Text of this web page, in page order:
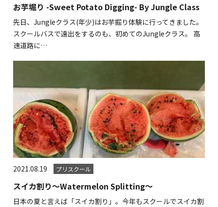
お芋堀り -Sweet Potato Digging- By Jungle Class
先日、Jungleクラス(年少)はお芋掘り体験に行ってきました。
スクールバスで遠出をするのも、初めてのJungleクラス。 高
速道路に…
2021.08.19 プリスクール
スイカ割り～Watermelon Splitting～
日本の夏と言えば「スイカ割り」。今年もスクールでスイカ割